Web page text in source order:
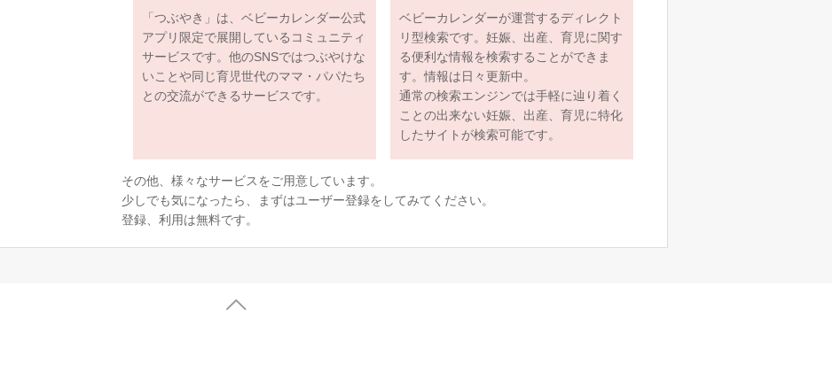
「つぶやき」は、ベビーカレンダー公式
アプリ限定で展開しているコミュニティ
サービスです。他のSNSではつぶやけな
いことや同じ育児世代のママ・パパたち
との交流ができるサービスです。
ベビーカレンダーが運営するディレクト
リ型検索です。妊娠、出産、育児に関す
る便利な情報を検索することができま
す。情報は日々更新中。
通常の検索エンジンでは手軽に辿り着く
ことの出来ない妊娠、出産、育児に特化
したサイトが検索可能です。
その他、様々なサービスをご用意しています。
少しでも気になったら、まずはユーザー登録をしてみてください。
登録、利用は無料です。